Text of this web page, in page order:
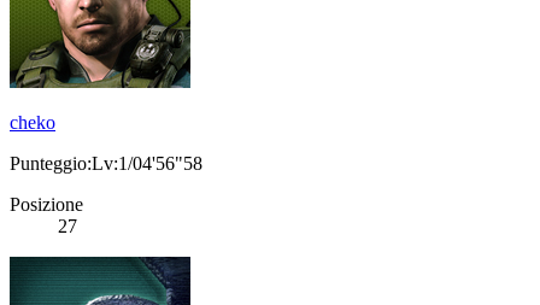
cheko
Punteggio:Lv:1/04'56"58
Posizione
27